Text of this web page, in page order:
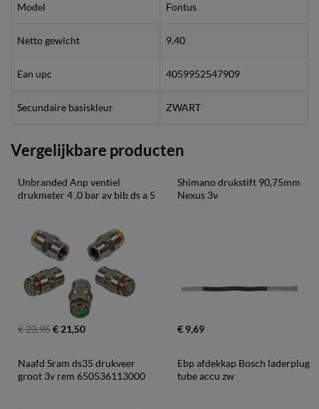
Model Fontus
Netto gewicht 9.40
Ean upc 4059952547909
Secundaire basiskleur ZWART
Vergelijkbare producten
Unbranded Anp ventiel
drukmeter 4 .0 bar av bib ds a 5
€ 23,95€ 21,50
Shimano drukstift 90,75mm
Nexus 3v
€ 9,69
Naafd Sram ds35 drukveer
groot 3v rem 650536113000
Ebp afdekkap Bosch laderplug
tube accu zw